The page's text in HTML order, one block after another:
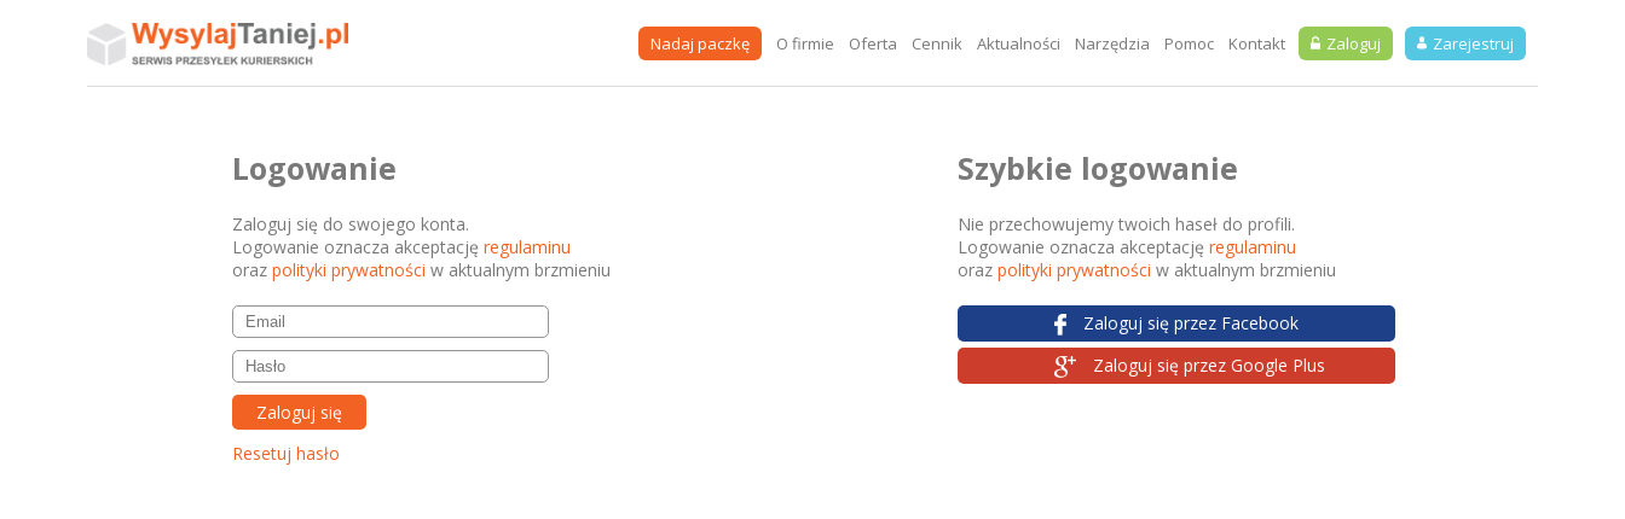
Zaloguj Zarejestruj
Nadaj paczkę O firmie Oferta Cennik Aktualności Narzędzia Pomoc Kontakt
Logowanie
Zaloguj się do swojego konta.
Logowanie oznacza akceptację regulaminu
oraz polityki prywatności w aktualnym brzmieniu
Resetuj hasło
Szybkie logowanie
Nie przechowujemy twoich haseł do profili.
Logowanie oznacza akceptację regulaminu
oraz polityki prywatności w aktualnym brzmieniu
Zaloguj się przez Facebook
Zaloguj się przez Google Plus